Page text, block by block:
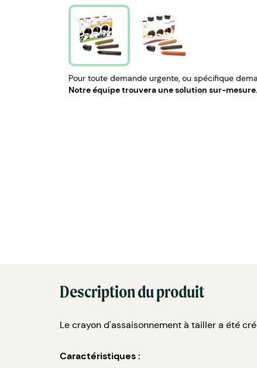
Pour toute demande urgente, ou spécifique
Notre équipe trouvera une solution sur-mesure.
Description du produit
Le crayon d'assaisonnement à tailler a été
Caractéristiques :